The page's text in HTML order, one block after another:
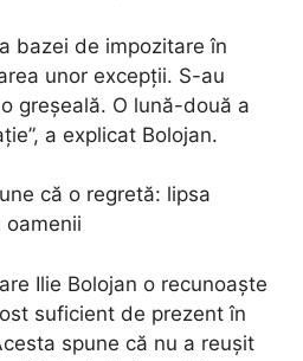
bazei de impozitare în
unor excepții. S-au
greșeală. O lună-două a
a explicat Bolojan.
că o regretă: lipsa
Ilie Bolojan o recunoaște
suficient de prezent în
spune că nu a reușit